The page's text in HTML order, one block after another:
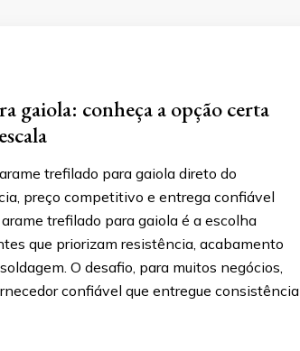
gaiola: conheça a opção certa
trefilado para gaiola direto do
preço competitivo e entrega confiável
trefilado para gaiola é a escolha
que priorizam resistência, acabamento
O desafio, para muitos negócios,
confiável que entregue consistência